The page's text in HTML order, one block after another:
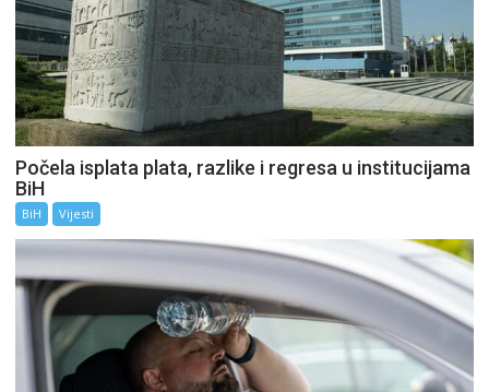
Počela isplata plata, razlike i regresa u institucijama
BiH
BiH Vijesti